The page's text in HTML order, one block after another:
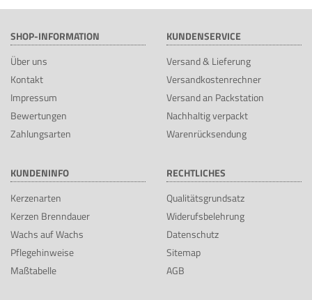
SHOP-INFORMATION
Über uns
Kontakt
Impressum
Bewertungen
Zahlungsarten
KUNDENSERVICE
Versand & Lieferung
Versandkostenrechner
Versand an Packstation
Nachhaltig verpackt
Warenrücksendung
KUNDENINFO
Kerzenarten
Kerzen Brenndauer
Wachs auf Wachs
Pflegehinweise
Maßtabelle
RECHTLICHES
Qualitätsgrundsatz
Widerufsbelehrung
Datenschutz
Sitemap
AGB